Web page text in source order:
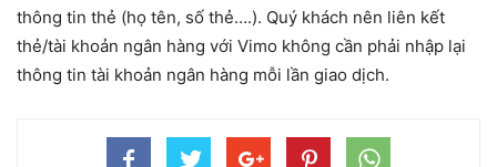
thông tin thẻ (họ tên, số thẻ….). Quý khách nên liên kết
thẻ/tài khoản ngân hàng với Vimo không cần phải nhập lại
thông tin tài khoản ngân hàng mỗi lần giao dịch.